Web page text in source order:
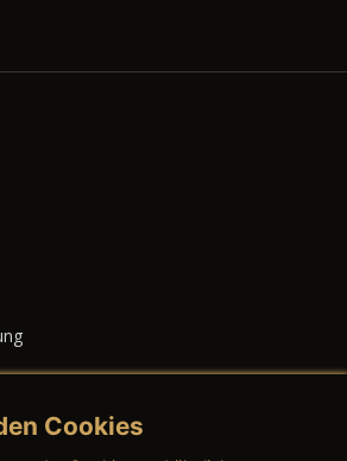
Cookies